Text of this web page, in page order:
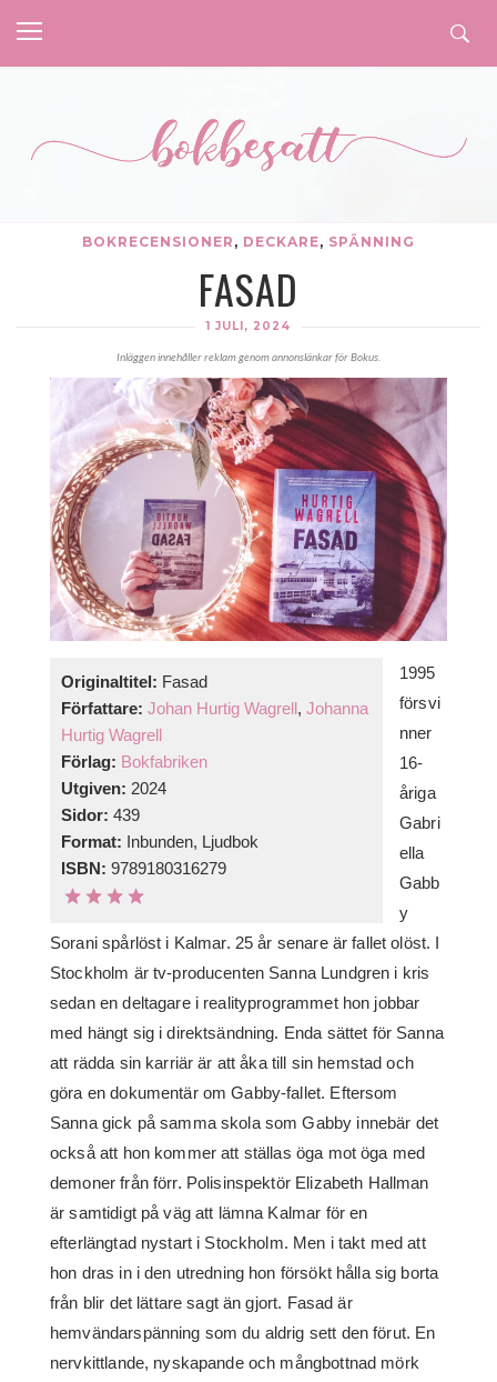
BOKRECENSIONER , DECKARE, SPÄNNING
FASAD
1 JULI, 2024
Inläggen innehåller reklam genom annonslänkar för Bokus.
Originaltitel: Fasad
Författare: Johan Hurtig Wagrell, Johanna
Hurtig Wagrell
Förlag: Bokfabriken
Utgiven: 2024
Sidor: 439
Format: Inbunden, Ljudbok
ISBN: 9789180316279
1995
försvi
nner
16-
åriga
Gabri
ella
Gabb
y
Sorani spårlöst i Kalmar. 25 år senare är fallet olöst. I
Stockholm är tv-producenten Sanna Lundgren i kris
sedan en deltagare i realityprogrammet hon jobbar
med hängt sig i direktsändning. Enda sättet för Sanna
att rädda sin karriär är att åka till sin hemstad och
göra en dokumentär om Gabby-fallet. Eftersom
Sanna gick på samma skola som Gabby innebär det
också att hon kommer att ställas öga mot öga med
demoner från förr. Polisinspektör Elizabeth Hallman
är samtidigt på väg att lämna Kalmar för en
efterlängtad nystart i Stockholm. Men i takt med att
hon dras in i den utredning hon försökt hålla sig borta
från blir det lättare sagt än gjort. Fasad är
hemvändarspänning som du aldrig sett den förut. En
nervkittlande, nyskapande och mångbottnad mörk